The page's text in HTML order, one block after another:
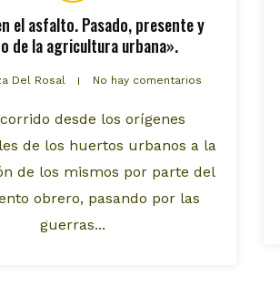
el asfalto. Pasado, presente y
de la agricultura urbana».
Del Rosal No hay comentarios
desde los orígenes
de los huertos urbanos a la
de los mismos por parte del
obrero, pasando por las
guerras...